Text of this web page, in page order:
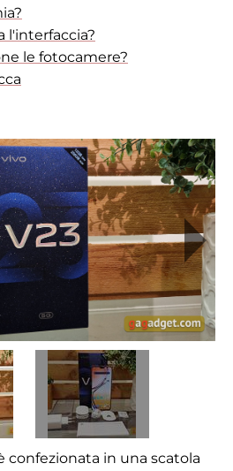
l'interfaccia?
le fotocamere?
confezionata in una scatola